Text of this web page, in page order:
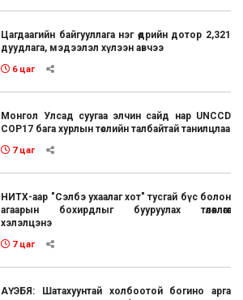
Цагдаагийн байгууллага нэг өдрийн дотор 2,321
дуудлага, мэдээлэл хүлээн авчээ
6 цаг
Монгол Улсад суугаа элчин сайд нар UNCCD
COP17 бага хурлын төслийн талбайтай танилцлаа
7 цаг
НИТХ-аар "Сэлбэ ухаалаг хот" тусгай бүс болон
агаарын бохирдлыг бууруулах төлөвлөгөөг
хэлэлцэнэ
7 цаг
АҮЭБЯ: Шатахуунтай холбоотой богино арга